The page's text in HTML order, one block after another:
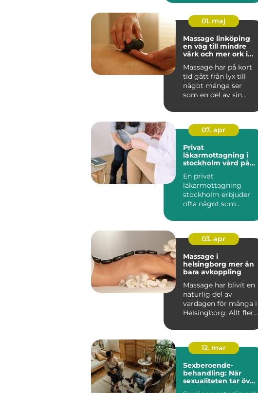
01. maj
Massage linköping
en väg till mindre
värk och mer ork i
Massage har på kort
tid gått från lyx till
något många ser
som en del av sin
trän...
07. apr
Privat
läkarmottagning i
stockholm vård på
En privat
läkarmottagning
stockholm erbjuder
ofta något som
dagens vård: tid,
kontinu...
03. apr
Massage i
helsingborg mer än
bara avkoppling
Massage har blivit en
naturlig del av
vardagen för många i
Helsingborg. Allt fler
12. mar
Sexberoende-
behandling: När
sexualiteten tar över